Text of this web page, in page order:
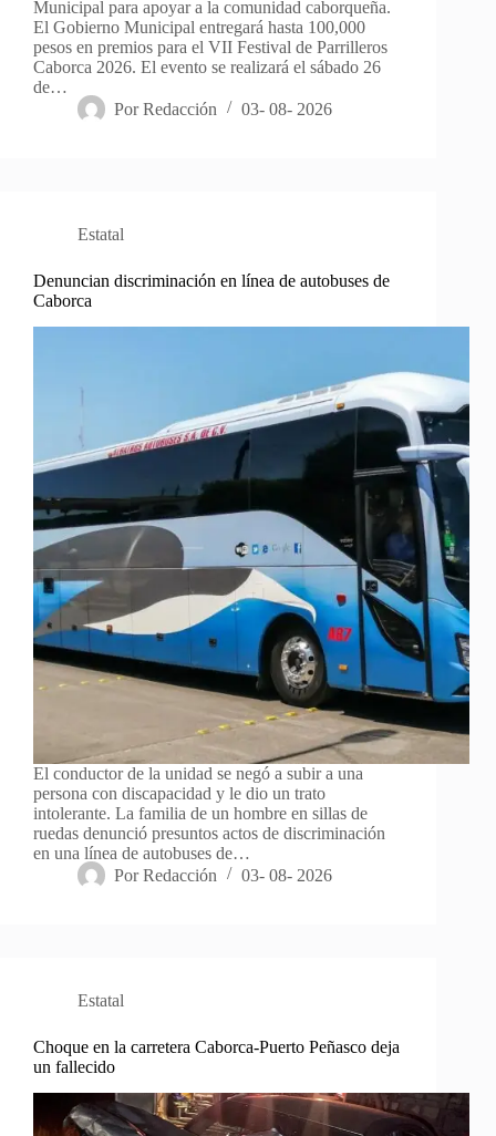
Municipal para apoyar a la comunidad caborqueña.
El Gobierno Municipal entregará hasta 100,000
pesos en premios para el VII Festival de Parrilleros
Caborca 2026. El evento se realizará el sábado 26
de…
Por Redacción 03- 08- 2026
Estatal
Denuncian discriminación en línea de autobuses de
Caborca
El conductor de la unidad se negó a subir a una
persona con discapacidad y le dio un trato
intolerante. La familia de un hombre en sillas de
ruedas denunció presuntos actos de discriminación
en una línea de autobuses de…
Por Redacción 03- 08- 2026
Estatal
Choque en la carretera Caborca-Puerto Peñasco deja
un fallecido